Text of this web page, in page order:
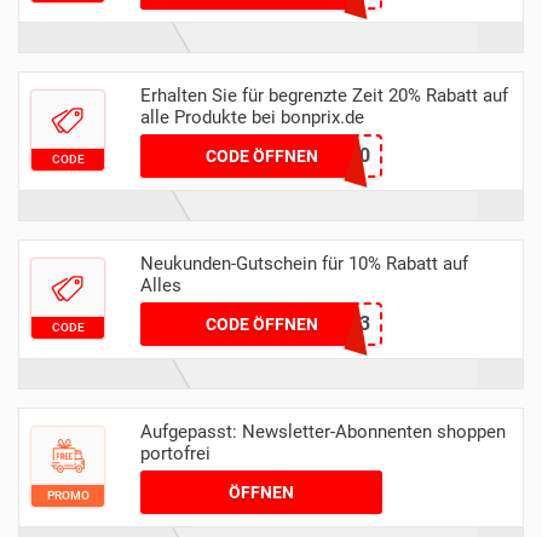
CODE
Erhalten Sie für begrenzte Zeit 20% Rabatt auf
alle Produkte bei bonprix.de
CODE ÖFFNENARCHI20
CODE
Neukunden-Gutschein für 10% Rabatt auf
Alles
CODE ÖFFNENTREND23
PROMO
Aufgepasst: Newsletter-Abonnenten shoppen
portofrei
ÖFFNEN